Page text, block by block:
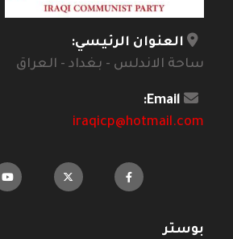
العنوان الرئيسي:
ساحة الاندلس - بغداد - العراق
Email:
iraqicp@hotmail.com
بوستر